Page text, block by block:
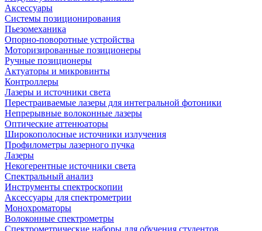
Аксессуары
Системы позиционирования
Пьезомеханика
Опорно-поворотные устройства
Моторизированные позиционеры
Ручные позиционеры
Актуаторы и микровинты
Контроллеры
Лазеры и источники света
Перестраиваемые лазеры для интегральной фотоники
Непрерывные волоконные лазеры
Оптические аттенюаторы
Широкополосные источники излучения
Профилометры лазерного пучка
Лазеры
Некогерентные источники света
Спектральный анализ
Инструменты спектроскопии
Аксессуары для спектрометрии
Монохроматоры
Волоконные спектрометры
Спектрометрические наборы для обучения студентов